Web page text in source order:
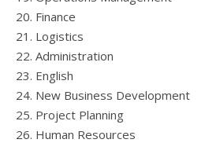
Finance
Logistics
Administration
English
New Business Development
Project Planning
Human Resources